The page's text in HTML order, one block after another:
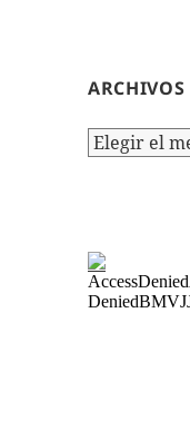
ARCHIVOS
Archivos